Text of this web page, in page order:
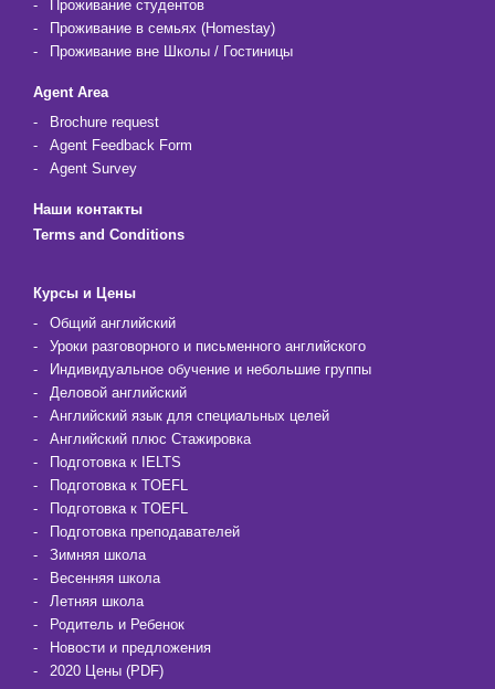
Проживание студентов
Проживание в семьях (Homestay)
Проживание вне Школы / Гостиницы
Agent Area
Brochure request
Agent Feedback Form
Agent Survey
Наши контакты
Terms and Conditions
Курсы и Цены
Общий английский
Уроки разговорного и письменного английского
Индивидуальное обучение и небольшие группы
Деловой английский
Английский язык для специальных целей
Английский плюс Стажировка
Подготовка к IELTS
Подготовка к TOEFL
Подготовка к TOEFL
Подготовка преподавателей
Зимняя школа
Весенняя школа
Летняя школа
Родитель и Ребенок
Новости и предложения
2020 Цены (PDF)